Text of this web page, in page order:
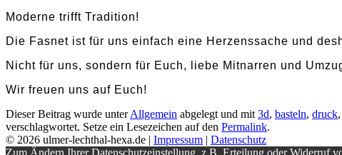
Moderne trifft Tradition!
Die Fasnet ist für uns einfach eine Herzenssache und
Nicht für uns, sondern für Euch, liebe Mitnarren und
Wir freuen uns auf Euch!
Dieser Beitrag wurde unterAllgemein abgelegt und mit 3d, basteln, druck,
verschlagwortet. Setze ein Lesezeichen auf den Permalink.
© 2026 ulmer-lechthal-hexa.de | Impressum | Datenschutz
Zum Ändern Ihrer Datenschutzeinstellung, z.B. Erteilung oder Widerruf